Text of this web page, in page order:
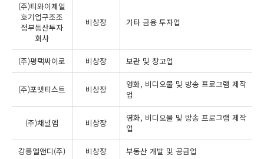
(주)티와이제일
호기업구조조
정부동산투자
회사
비상장 기타 금융 투자업
(주)평택싸이로 비상장 보관 및 창고업
(주)포맷티스트 비상장
영화, 비디오물 및 방송 프로그램 제작
업
(주)채널엠 비상장
영화, 비디오물 및 방송 프로그램 제작
업
강릉엘앤디(주) 비상장 부동산 개발 및 공급업